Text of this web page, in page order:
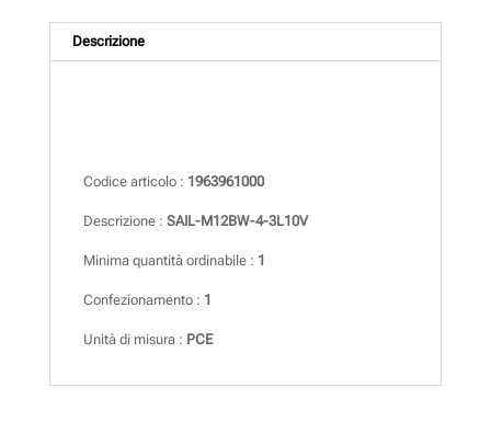
Descrizione
Codice articolo : 1963961000
Descrizione : SAIL-M12BW-4-3L10V
Minima quantità ordinabile : 1
Confezionamento : 1
Unità di misura : PCE